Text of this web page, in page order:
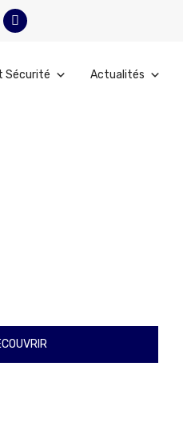
Sécurité Actualités